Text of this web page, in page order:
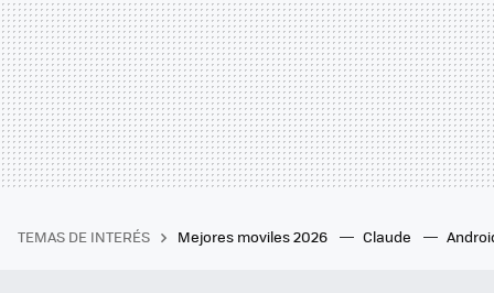
TEMAS DE INTERÉS Mejores moviles 2026 Claude